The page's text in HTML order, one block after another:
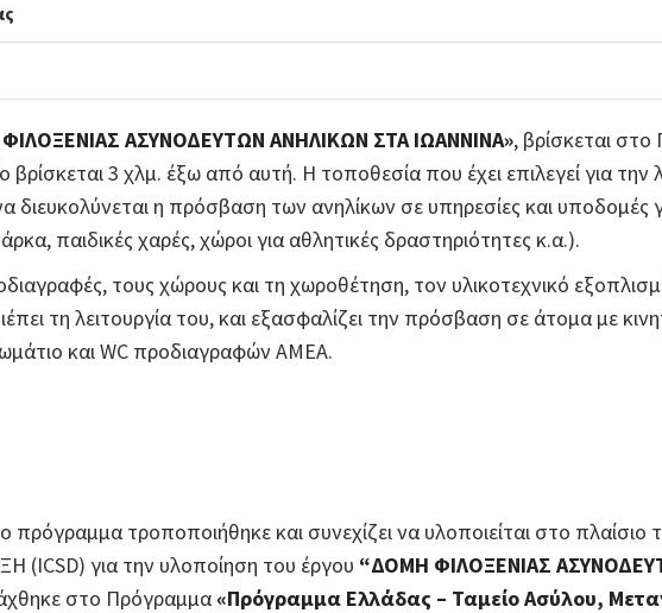
ΑΣΥΝΟΔΕΥΤΩΝ ΑΝΗΛΙΚΩΝ ΣΤΑ ΙΩΑΝΝΙΝΑ», βρίσκεται
βρίσκεται 3 χλμ. έξω από αυτή. Η τοποθεσία που έχει επιλεγεί για την
διευκολύνεται η πρόσβαση των ανηλίκων σε υπηρεσίες και
παιδικές χαρές, χώροι για αθλητικές δραστηριότητες κ.α.).
τους χώρους και τη χωροθέτηση, τον υλικοτεχνικό
τη λειτουργία του, και εξασφαλίζει την πρόσβαση σε άτομα με
και WC προδιαγραφών ΑΜΕΑ.
τροποποιήθηκε και συνεχίζει να υλοποιείται στο
για την υλοποίηση του έργου “ΔΟΜΗ ΦΙΛΟΞΕΝΙΑΣ
στο Πρόγραμμα«Πρόγραμμα Ελλάδας – Ταμείο Ασύλου,